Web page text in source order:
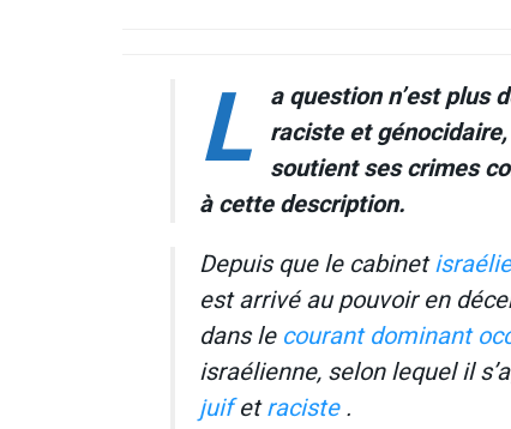
L a question n’est plus
raciste et
soutient ses crimes
à cette description.
Depuis que le cabinet
est arrivé au pouvoir en
dans le courant dominant
israélienne, selon lequel il
juifetraciste.